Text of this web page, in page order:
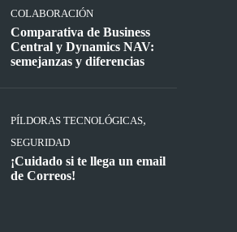
COLABORACIÓN
Comparativa de Business
Central y Dynamics NAV:
semejanzas y diferencias
PÍLDORAS TECNOLÓGICAS,
SEGURIDAD
¡Cuidado si te llega un email
de Correos!